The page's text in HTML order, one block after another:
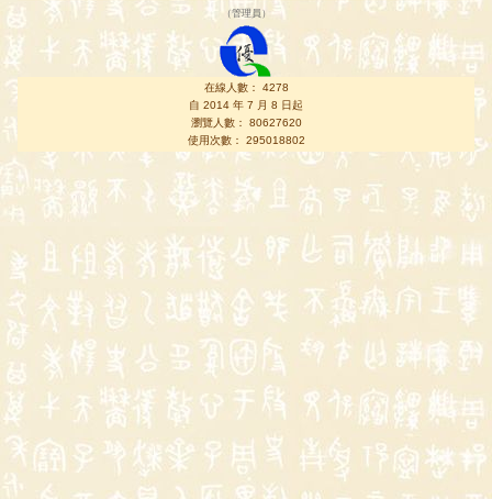
（管理員 ）
在線人數： 4278
自 2014 年 7 月 8 日起
瀏覽人數： 80627620
使用次數： 295018802